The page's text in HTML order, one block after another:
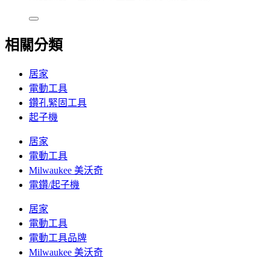
相關分類
居家
電動工具
鑽孔緊固工具
起子機
居家
電動工具
Milwaukee 美沃奇
電鑽/起子機
居家
電動工具
電動工具品牌
Milwaukee 美沃奇